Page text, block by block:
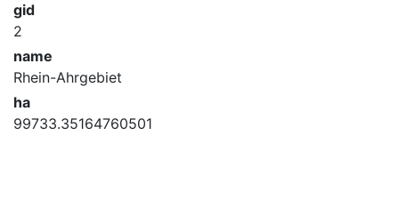
gid
2
name
Rhein-Ahrgebiet
ha
99733.35164760501